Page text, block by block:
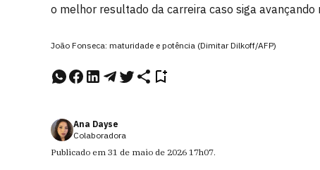
o melhor resultado da carreira caso siga avançando
João Fonseca: maturidade e potência (Dimitar Dilkoff/AFP)
Ana Dayse
Colaboradora
Publicado em 31 de maio de 2026 17h07.